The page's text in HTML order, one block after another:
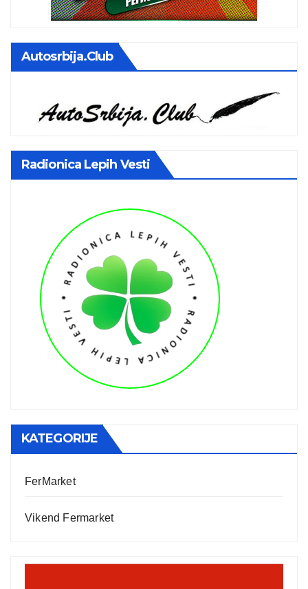
Autosrbija.club
Radionica Lepih Vesti
KATEGORIJE
FerMarket
Vikend Fermarket